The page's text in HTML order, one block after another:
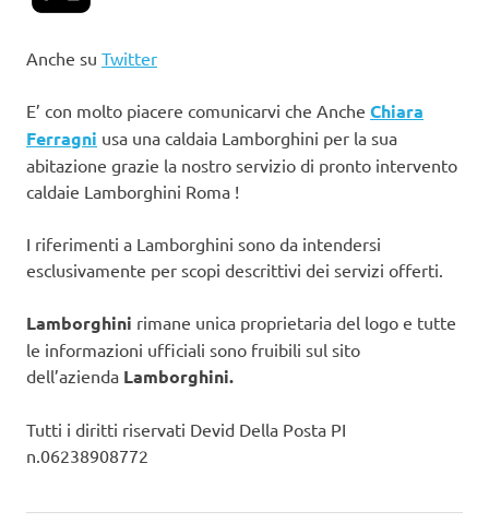
Anche su Twitter
E’ con molto piacere comunicarvi che Anche Chiara
Ferragni usa una caldaia Lamborghini per la sua
abitazione grazie la nostro servizio di pronto intervento
caldaie Lamborghini Roma !
I riferimenti a Lamborghini sono da intendersi
esclusivamente per scopi descrittivi dei servizi offerti.
Lamborghini rimane unica proprietaria del logo e tutte
le informazioni ufficiali sono fruibili sul sito
dell’azienda Lamborghini.
Tutti i diritti riservati Devid Della Posta PI
n.06238908772